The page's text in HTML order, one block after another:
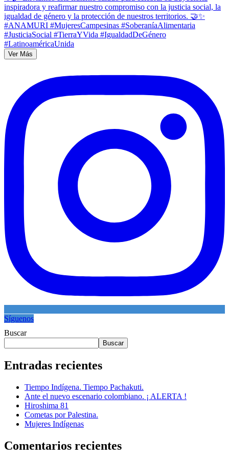
Ver Más
Síguenos
Buscar
Buscar
Entradas recientes
Tiempo Indígena. Tiempo Pachakuti.
Ante el nuevo escenario colombiano. ¡ ALERTA !
Hiroshima 81
Cometas por Palestina.
Mujeres Indígenas
Comentarios recientes